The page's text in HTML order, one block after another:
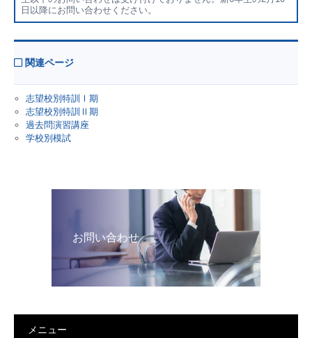
日以降にお問い合わせください。
関連ページ
志望校別特訓Ⅰ期
志望校別特訓Ⅱ期
過去問演習講座
学校別模試
お問い合わせ
メニュー